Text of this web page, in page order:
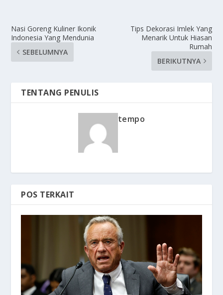
Nasi Goreng Kuliner Ikonik
Indonesia Yang Mendunia
SEBELUMNYA
Tips Dekorasi Imlek Yang
Menarik Untuk Hiasan
Rumah
BERIKUTNYA
TENTANG PENULIS
tempo
POS TERKAIT